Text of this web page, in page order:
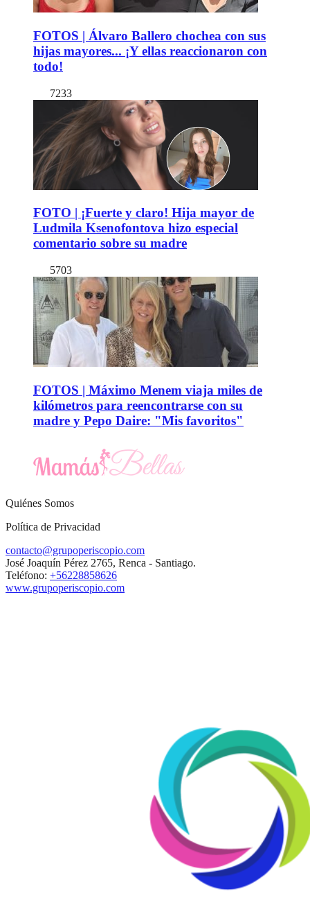
FOTOS | Álvaro Ballero chochea con sus
hijas mayores... ¡Y ellas reaccionaron con
todo!
7233
FOTO | ¡Fuerte y claro! Hija mayor de
Ludmila Ksenofontova hizo especial
comentario sobre su madre
5703
FOTOS | Máximo Menem viaja miles de
kilómetros para reencontrarse con su
madre y Pepo Daire: "Mis favoritos"
Quiénes Somos
Política de Privacidad
contacto@grupoperiscopio.com
José Joaquín Pérez 2765, Renca - Santiago.
Teléfono: +56228858626
www.grupoperiscopio.com